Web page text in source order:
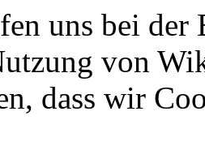
uns bei
von
dass wir